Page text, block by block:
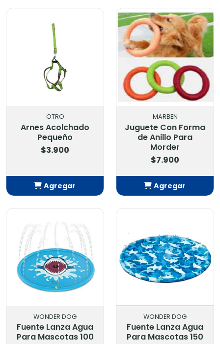
Añadido
Añadido
OTRO
Arnes Acolchado
Pequeño
$3.900
Agregar
MARBEN
Juguete Con Forma
de Anillo Para
Morder
$7.900
Agregar
WONDER DOG
Fuente Lanza Agua
Para Mascotas 100
WONDER DOG
Fuente Lanza Agua
Para Mascotas 150